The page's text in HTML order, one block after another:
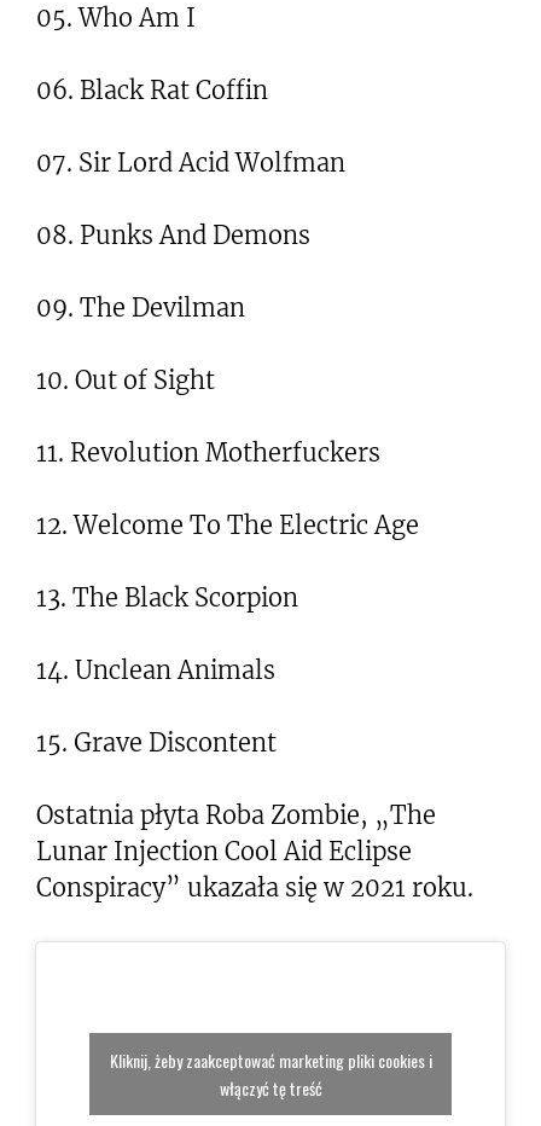
05. Who Am I
06. Black Rat Coffin
07. Sir Lord Acid Wolfman
08. Punks And Demons
09. The Devilman
10. Out of Sight
11. Revolution Motherfuckers
12. Welcome To The Electric Age
13. The Black Scorpion
14. Unclean Animals
15. Grave Discontent
Ostatnia płyta Roba Zombie, „The
Lunar Injection Cool Aid Eclipse
Conspiracy” ukazała się w 2021 roku.
Kliknij, żeby zaakceptować marketing pliki cookies i
włączyć tę treść